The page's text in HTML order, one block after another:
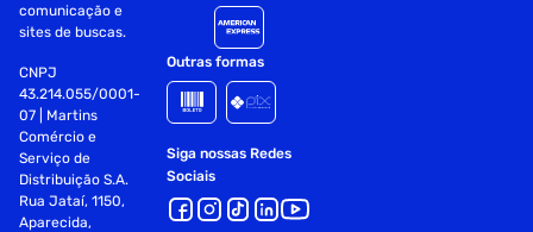
comunicação e
sites de buscas.
CNPJ
43.214.055/0001-
07 | Martins
Comércio e
Serviço de
Distribuição S.A.
Rua Jataí, 1150,
Aparecida,
Outras formas
Siga nossas Redes
Sociais